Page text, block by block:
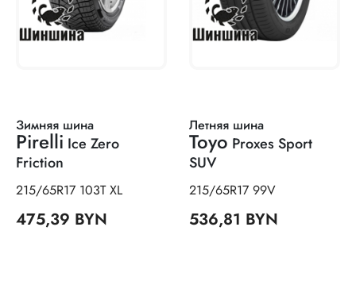
Зимняя шина
Pirelli Ice Zero
Friction
215/65R17 103T XL
475,39 BYN
Летняя шина
Toyo Proxes Sport
SUV
215/65R17 99V
536,81 BYN